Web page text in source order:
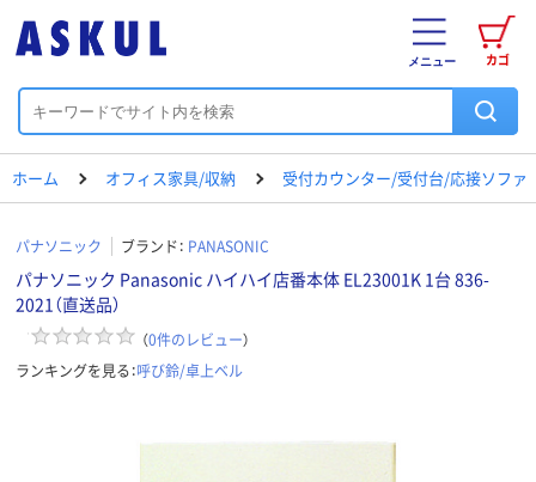
カゴ
メニュー
ホーム オフィス家具/収納 受付カウンター/受付台/応接ソファ
パナソニック ブランド： PANASONIC
パナソニック Panasonic ハイハイ店番本体 EL23001K 1台 836-
2021（直送品）
（0件のレビュー）
ランキングを見る：呼び鈴/卓上ベル